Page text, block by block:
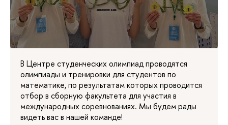
В Центре студенческих олимпиад проводятся
олимпиады и тренировки для студентов по
математике, по результатам которых проводится
отбор в сборную факультета для участия в
международных соревнованиях. Мы будем рады
видеть вас в нашей команде!